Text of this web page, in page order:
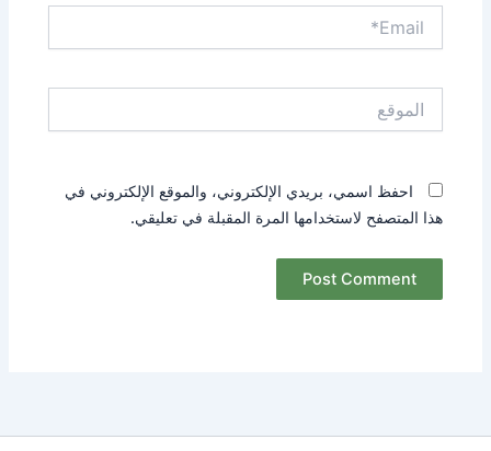
احفظ اسمي، بريدي الإلكتروني، والموقع الإلكتروني في
هذا المتصفح لاستخدامها المرة المقبلة في تعليقي.